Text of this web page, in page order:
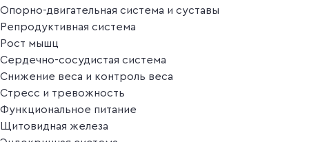
Опорно-двигательная система и суставы
Репродуктивная система
Рост мышц
Сердечно-сосудистая система
Снижение веса и контроль веса
Стресс и тревожность
Функциональное питание
Щитовидная железа